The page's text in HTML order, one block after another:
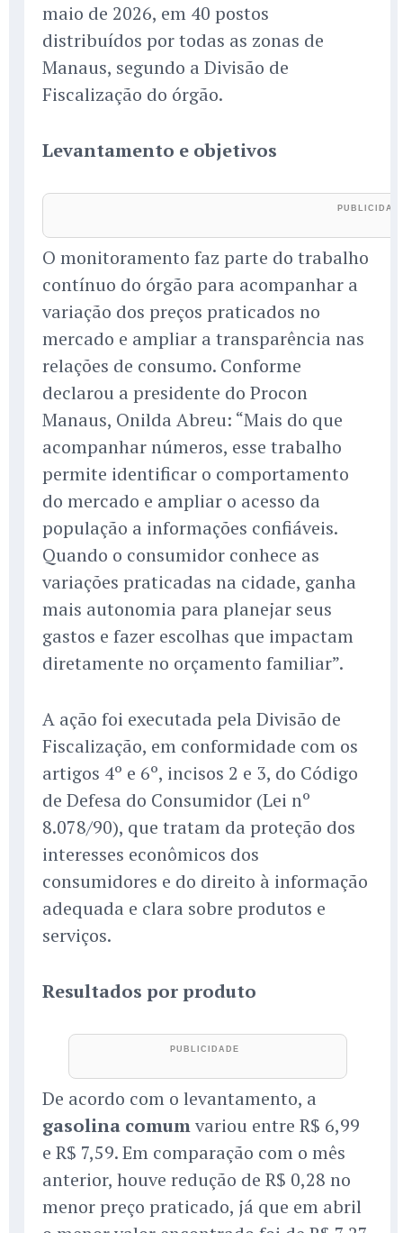
maio de 2026, em 40 postos
distribuídos por todas as zonas de
Manaus, segundo a Divisão de
Fiscalização do órgão.
Levantamento e objetivos
O monitoramento faz parte do trabalho
contínuo do órgão para acompanhar a
variação dos preços praticados no
mercado e ampliar a transparência nas
relações de consumo. Conforme
declarou a presidente do Procon
Manaus, Onilda Abreu: “Mais do que
acompanhar números, esse trabalho
permite identificar o comportamento
do mercado e ampliar o acesso da
população a informações confiáveis.
Quando o consumidor conhece as
variações praticadas na cidade, ganha
mais autonomia para planejar seus
gastos e fazer escolhas que impactam
diretamente no orçamento familiar”.
A ação foi executada pela Divisão de
Fiscalização, em conformidade com os
artigos 4º e 6º, incisos 2 e 3, do Código
de Defesa do Consumidor (Lei nº
8.078/90), que tratam da proteção dos
interesses econômicos dos
consumidores e do direito à informação
adequada e clara sobre produtos e
serviços.
Resultados por produto
De acordo com o levantamento, a
gasolina comumvariou entre R$ 6,99
e R$ 7,59. Em comparação com o mês
anterior, houve redução de R$ 0,28 no
menor preço praticado, já que em abril